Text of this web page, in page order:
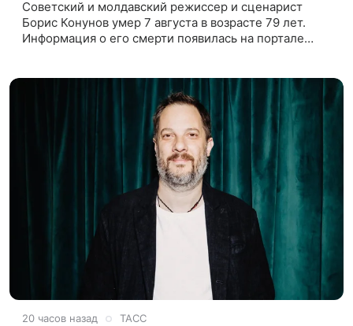
Советский и молдавский режиссер и сценарист
Борис Конунов умер 7 августа в возрасте 79 лет.
Информация о его смерти появилась на портале
20 часов назад ТАСС